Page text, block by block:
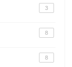
3
8
8